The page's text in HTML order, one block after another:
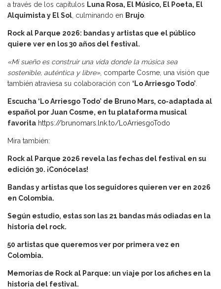
a través de los capítulos Luna Rosa, El Músico, El Poeta, El
Alquimista y El Sol , culminando en Brujo
Rock al Parque 2026: bandas y artistas que el público
quiere ver en los 30 años del festival.
«Mi sueño es construir una vida donde la música sea
sostenible, auténtica y libre», comparte Cosme, una visión que
también atraviesa su colaboración con ‘Lo Arriesgo Todo’
Escucha ‘Lo Arriesgo Todo’ de Bruno Mars, co-adaptada al
español por Juan Cosme, en tu plataforma musical
favorita https://brunomars.lnk.to/LoArriesgoTodo
Mira también:
Rock al Parque 2026 revela las fechas del festival en su
edición 30. ¡Conócelas!
Bandas y artistas que los seguidores quieren ver en 2026
en Colombia.
Según estudio, estas son las 21 bandas más odiadas en la
historia del rock.
50 artistas que queremos ver por primera vez en
Colombia.
Memorias de Rock al Parque: un viaje por los afiches en la
historia del festival.